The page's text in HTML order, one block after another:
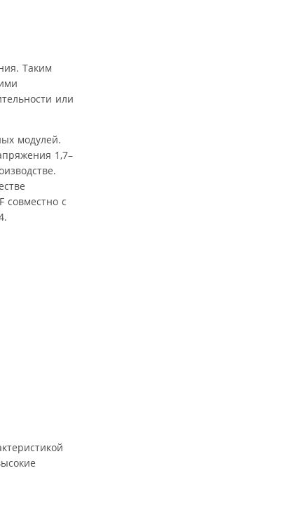
Таким
или
модулей.
1,7–
совместно с